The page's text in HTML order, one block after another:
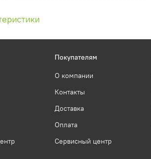
Покупателям
О компании
Контакты
Доставка
Оплата
Сервисный центр